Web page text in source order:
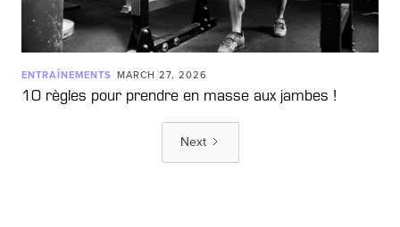
ENTRAÎNEMENTS MARCH 27, 2026
10 règles pour prendre en masse aux jambes !
Next